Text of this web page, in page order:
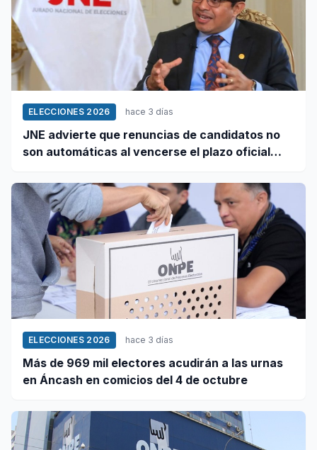
ELECCIONES 2026 hace 3 días
JNE advierte que renuncias de candidatos no
son automáticas al vencerse el plazo oficial
ELECCIONES 2026 hace 3 días
Más de 969 mil electores acudirán a las urnas
en Áncash en comicios del 4 de octubre